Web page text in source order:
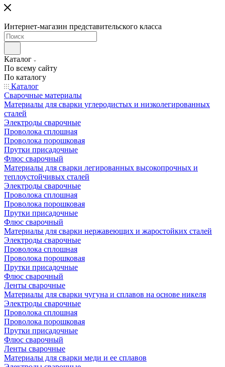
Интернет-магазин представительского класса
Каталог
По всему сайту
По каталогу
Каталог
Сварочные материалы
Материалы для сварки углеродистых и низколегированных
сталей
Электроды сварочные
Проволока сплошная
Проволока порошковая
Прутки присадочные
Флюс сварочный
Материалы для сварки легированных высокопрочных и
теплоустойчивых сталей
Электроды сварочные
Проволока сплошная
Проволока порошковая
Прутки присадочные
Флюс сварочный
Материалы для сварки нержавеющих и жаростойких сталей
Электроды сварочные
Проволока сплошная
Проволока порошковая
Прутки присадочные
Флюс сварочный
Ленты сварочные
Материалы для сварки чугуна и сплавов на основе никеля
Электроды сварочные
Проволока сплошная
Проволока порошковая
Прутки присадочные
Флюс сварочный
Ленты сварочные
Материалы для сварки меди и ее сплавов